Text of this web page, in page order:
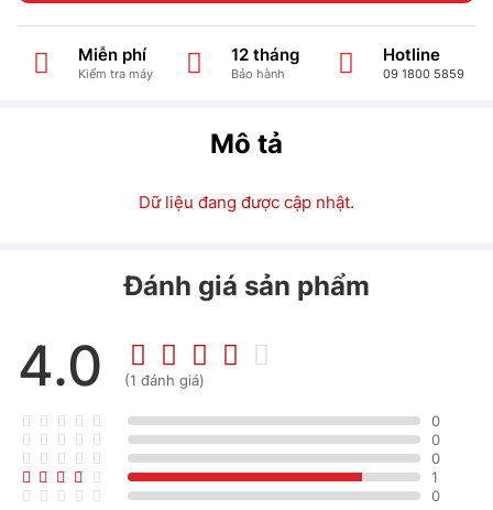
Miễn phí
Kiểm tra máy
12 tháng
Bảo hành
Hotline
09 1800 5859
Mô tả
Dữ liệu đang được cập nhật.
Đánh giá sản phẩm
4.0 (1 đánh giá)
0
0
0
1
0